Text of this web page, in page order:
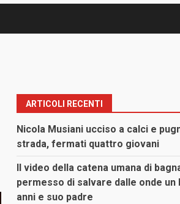
ARTICOLI RECENTI
Nicola Musiani ucciso a calci e
strada, fermati quattro giovani
Il video della catena umana di
permesso di salvare dalle onde un
anni e suo padre